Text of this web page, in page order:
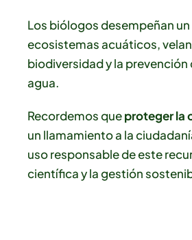
Los biólogos desempeñan
ecosistemas acuáticos,
biodiversidad y la
agua.
Recordemos queproteger la
un llamamiento a la
uso responsable de este
científica y la gestión